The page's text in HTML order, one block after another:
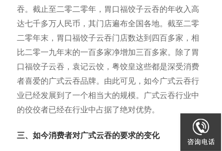
吞。截止至二零二零年，胃口福饺子云吞的年收入高
达七千多万人民币，其门店遍布全国各地。截至二零
二零年末，胃口福饺子云吞门店数达到四百多家，相
比二零一九年末的一百多家净增加三百多家。除了胃
口福饺子云吞，袁记云饺，粤饺皇这些都是深受消费
者喜爱的广式云吞品牌。由此可见，如今广式云吞行
业已经发展到了一个相当大的规模。广式云吞行业中
的佼佼者已经在行业中占据了绝对优势。
三、如今消费者对广式云吞的要求的变化